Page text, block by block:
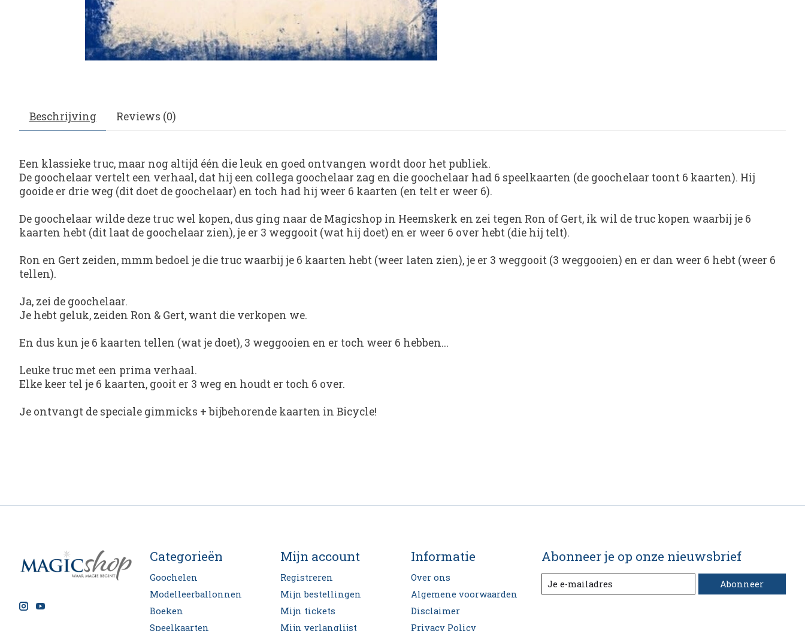
Beschrijving Reviews (0)
Een klassieke truc, maar nog altijd één die leuk en goed ontvangen wordt door het publiek.
De goochelaar vertelt een verhaal, dat hij een collega goochelaar zag en die goochelaar had 6 speelkaarten (de goochelaar toont 6 kaarten). Hij
gooide er drie weg (dit doet de goochelaar) en toch had hij weer 6 kaarten (en telt er weer 6).
De goochelaar wilde deze truc wel kopen, dus ging naar de Magicshop in Heemskerk en zei tegen Ron of Gert, ik wil de truc kopen waarbij je 6
kaarten hebt (dit laat de goochelaar zien), je er 3 weggooit (wat hij doet) en er weer 6 over hebt (die hij telt).
Ron en Gert zeiden, mmm bedoel je die truc waarbij je 6 kaarten hebt (weer laten zien), je er 3 weggooit (3 weggooien) en er dan weer 6 hebt (weer 6
tellen).
Ja, zei de goochelaar.
Je hebt geluk, zeiden Ron & Gert, want die verkopen we.
En dus kun je 6 kaarten tellen (wat je doet), 3 weggooien en er toch weer 6 hebben...
Leuke truc met een prima verhaal.
Elke keer tel je 6 kaarten, gooit er 3 weg en houdt er toch 6 over.
Je ontvangt de speciale gimmicks + bijbehorende kaarten in Bicycle!
Categorieën
Goochelen
Modelleerballonnen
Boeken
Speelkaarten
Mijn account
Registreren
Mijn bestellingen
Mijn tickets
Mijn verlanglijst
Informatie
Over ons
Algemene voorwaarden
Disclaimer
Privacy Policy
Abonneer je op onze nieuwsbrief
Abonneer